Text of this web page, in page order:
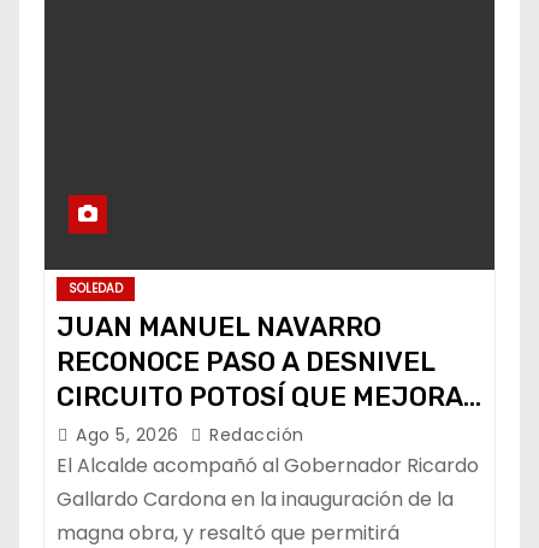
SOLEDAD
JUAN MANUEL NAVARRO
RECONOCE PASO A DESNIVEL
CIRCUITO POTOSÍ QUE MEJORA
LA MOVILIDAD METROPOLITANA
Ago 5, 2026 Redacción
El Alcalde acompañó al Gobernador Ricardo
Gallardo Cardona en la inauguración de la
magna obra, y resaltó que permitirá